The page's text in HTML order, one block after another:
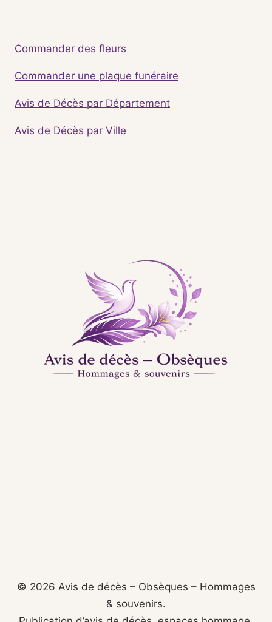
Commander des fleurs
Commander une plaque funéraire
Avis de Décès par Département
Avis de Décès par Ville
© 2026 Avis de décès – Obsèques – Hommages
& souvenirs.